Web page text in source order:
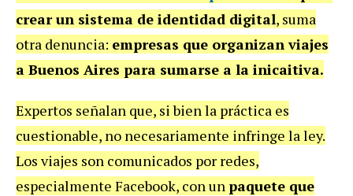
crear un sistema de identidad digital, suma
otra denuncia: empresas que organizan viajes
a Buenos Aires para sumarse a la inicaitiva.
Expertos señalan que, si bien la práctica es
cuestionable, no necesariamente infringe la ley.
Los viajes son comunicados por redes,
especialmente Facebook, con unpaquete que